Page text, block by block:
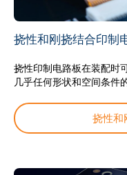
挠性和刚挠结合印制
挠性印制电路板在装配时
几乎任何形状和空间条件
挠性和